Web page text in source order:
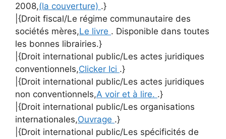
2008,(la couverture) .}
|{Droit fiscal/Le régime communautaire des
sociétés mères,Le livre . Disponible dans toutes
les bonnes librairies.}
|{Droit international public/Les actes juridiques
conventionnels,Clicker Ici .}
|{Droit international public/Les actes juridiques
non conventionnels,A voir et à lire. .}
|{Droit international public/Les organisations
internationales,Ouvrage .}
|{Droit international public/Les spécificités de